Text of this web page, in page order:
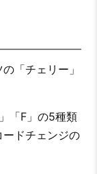
「チェリー」
「F」の5種類
ドチェンジの